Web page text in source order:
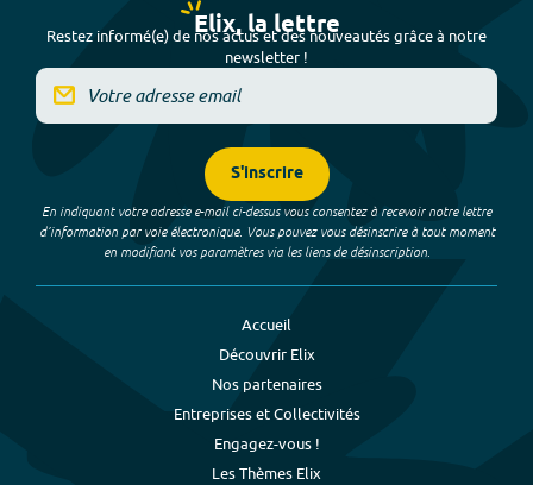
Elix, la lettre
Restez informé(e) de nos actus et des nouveautés grâce à notre
newsletter !
S'inscrire
En indiquant votre adresse e-mail ci-dessus vous consentez à recevoir notre lettre
d’information par voie électronique. Vous pouvez vous désinscrire à tout moment
en modifiant vos paramètres via les liens de désinscription.
Accueil
Découvrir Elix
Nos partenaires
Entreprises et Collectivités
Engagez-vous !
Les Thèmes Elix